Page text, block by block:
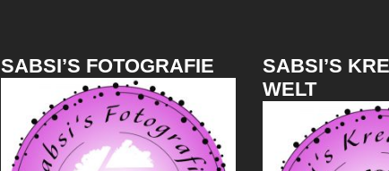
SABSI’S FOTOGRAFIE
SABSI’S
WELT